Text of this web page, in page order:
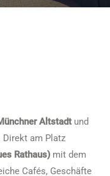
Altstadtund
am Platz
Rathaus) mit dem
Cafés, Geschäfte